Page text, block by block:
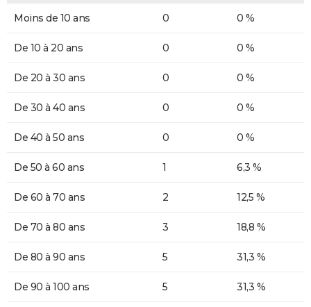
Moins de 10 ans 0 0 %
De 10 à 20 ans 0 0 %
De 20 à 30 ans 0 0 %
De 30 à 40 ans 0 0 %
De 40 à 50 ans 0 0 %
De 50 à 60 ans 1 6,3 %
De 60 à 70 ans 2 12,5 %
De 70 à 80 ans 3 18,8 %
De 80 à 90 ans 5 31,3 %
De 90 à 100 ans 5 31,3 %